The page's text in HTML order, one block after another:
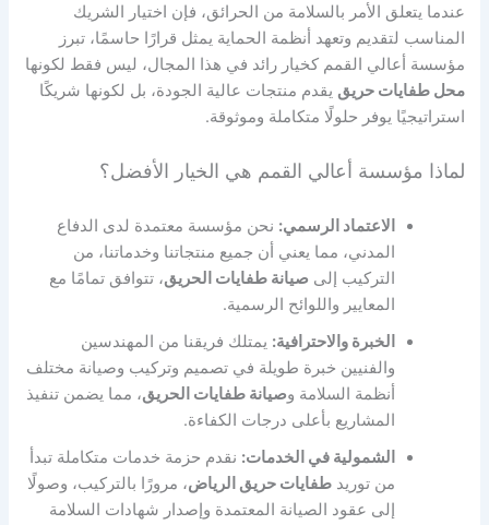
عندما يتعلق الأمر بالسلامة من الحرائق، فإن اختيار الشريك
المناسب لتقديم وتعهد أنظمة الحماية يمثل قرارًا حاسمًا، تبرز
مؤسسة أعالي القمم كخيار رائد في هذا المجال، ليس فقط لكونها
محل طفايات حريق يقدم منتجات عالية الجودة، بل لكونها شريكًا
استراتيجيًا يوفر حلولًا متكاملة وموثوقة.
لماذا مؤسسة أعالي القمم هي الخيار الأفضل؟
الاعتماد الرسمي: نحن مؤسسة معتمدة لدى الدفاع
المدني، مما يعني أن جميع منتجاتنا وخدماتنا، من
التركيب إلى صيانة طفايات الحريق، تتوافق تمامًا مع
المعايير واللوائح الرسمية.
الخبرة والاحترافية: يمتلك فريقنا من المهندسين
والفنيين خبرة طويلة في تصميم وتركيب وصيانة مختلف
أنظمة السلامة وصيانة طفايات الحريق، مما يضمن تنفيذ
المشاريع بأعلى درجات الكفاءة.
الشمولية في الخدمات: نقدم حزمة خدمات متكاملة تبدأ
من توريدطفايات حريق الرياض، مرورًا بالتركيب، وصولًا
إلى عقود الصيانة المعتمدة وإصدار شهادات السلامة